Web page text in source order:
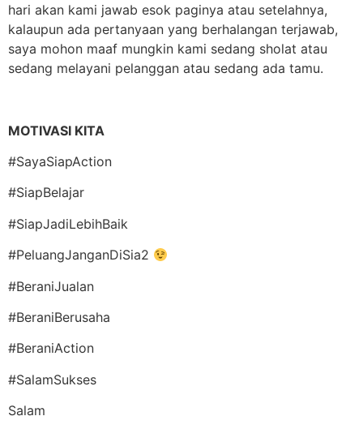
hari akan kami jawab esok paginya atau setelahnya,
kalaupun ada pertanyaan yang berhalangan terjawab,
saya mohon maaf mungkin kami sedang sholat atau
sedang melayani pelanggan atau sedang ada tamu.
MOTIVASI KITA
#SayaSiapAction
#SiapBelajar
#SiapJadiLebihBaik
#PeluangJanganDiSia2
#BeraniJualan
#BeraniBerusaha
#BeraniAction
#SalamSukses
Salam